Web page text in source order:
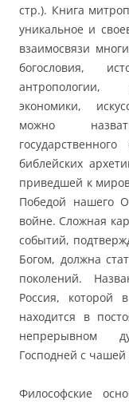
стр.). Книга
уникальное и
взаимосвязи
богословия,
антропологии,
экономики,
можно
библейских
приведшей к
Победой нашего
войне. Сложная
событий,
Богом, должна
поколений.
Россия, которой
находится в
непрерывном
Господней с чашей
Философские